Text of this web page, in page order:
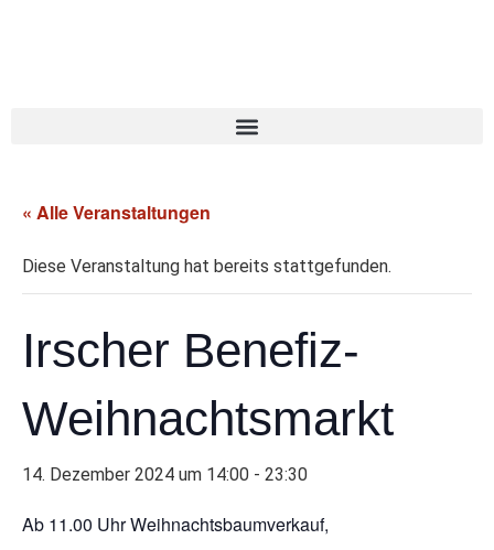
« Alle Veranstaltungen
Diese Veranstaltung hat bereits stattgefunden.
Irscher Benefiz-
Weihnachtsmarkt
14. Dezember 2024 um 14:00 - 23:30
Ab 11.00 Uhr Weihnachtsbaumverkauf,